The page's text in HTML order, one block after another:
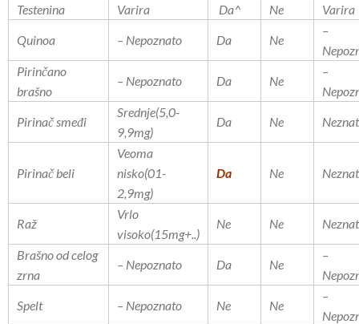
Testenina
Varira Da^ Ne
Varira
Quinoa
– Nepoznato Da Ne
–
Pirinčano
brašno
– Nepoznato Da Ne
–
Pirinač smeđi
Srednje(5,0-
9,9mg)
Da Ne
Pirinač beli
Veoma
nisko(01-
2,9mg)
Da Ne
Raž
Vrlo
visoko(15mg+..)
Ne Ne
Brašno od celog
zrna
– Nepoznato Da Ne
–
Spelt
– Nepoznato Ne Ne
–